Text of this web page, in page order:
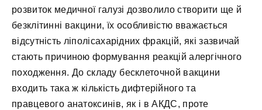
розвиток медичної галузі дозволило створити ще й
безклітинні вакцини, їх особливістю вважається
відсутність ліполісахарідних фракцій, які зазвичай
стають причиною формування реакцій алергічного
походження. До складу бесклеточной вакцини
входить така ж кількість дифтерійного та
правцевого анатоксинів, як і в АКДС, проте